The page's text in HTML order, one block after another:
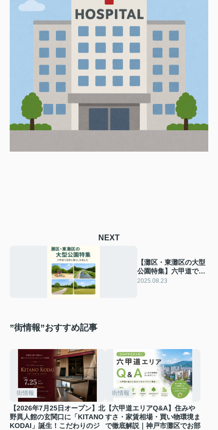
NEXT
【灘区・東灘区の大型
公園特集】六甲道で自
然と暮らしを楽しむ｜
2025.08.23
”街情報”おすすめ記事
街情報
【2026年7月25日オープン】北
野異人館の玄関口に「KITANO
KODAI」誕生！こだわりのジ
街情報
【六甲道エリアQ&A】住みや
すさ・家賃相場・買い物環境ま
で徹底解説｜神戸市灘区でお部